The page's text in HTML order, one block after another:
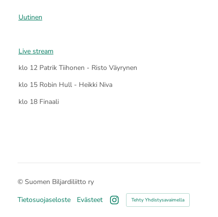
Uutinen
Live stream
klo 12 Patrik Tiihonen - Risto Väyrynen
klo 15 Robin Hull - Heikki Niva
klo 18 Finaali
© Suomen Biljardiliitto ry
Tietosuojaseloste
Evästeet
Instagram
Tehty Yhdistysavaimella